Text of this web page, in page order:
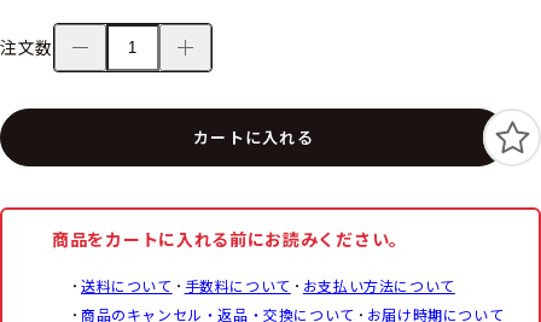
注文数
カートに入れる
商品をカートに入れる前にお読みください。
送料について 手数料について
お支払い方法について
商品のキャンセル・返品・交換について
お届け時期について